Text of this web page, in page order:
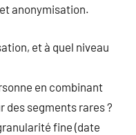
anonymisation.
et à quel niveau
en combinant
des segments rares ?
fine (date